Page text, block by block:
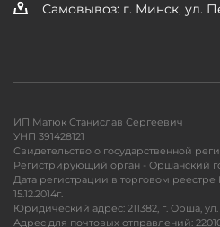
Самовывоз: г. Минск, ул.
ИП Матюк Станислав Сергеевич
УНП 391428121
Свидетельство о государственной
Регистрирующий орган - Оршанский
Дата регистрации в торговом реестре
15.12.2014г.
Юридический адрес: 211382, г. Орша,
Адрес для почтовых отправлений: